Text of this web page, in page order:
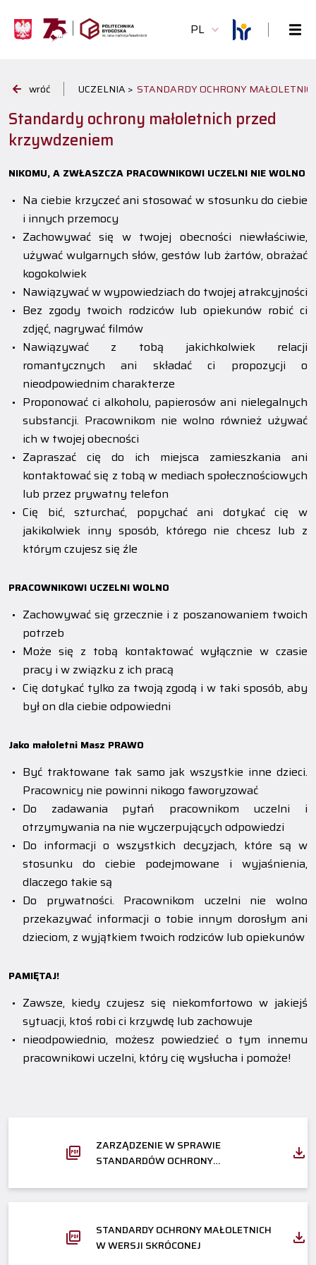
PL
wróć UCZELNIA > STANDARDY OCHRONY
Standardy ochrony małoletnich przed
krzywdzeniem
NIKOMU, A ZWŁASZCZA PRACOWNIKOWI UCZELNI NIE WOLNO
Na ciebie krzyczeć ani stosować w stosunku do ciebie
i innych przemocy
Zachowywać się w twojej obecności niewłaściwie,
używać wulgarnych słów, gestów lub żartów, obrażać
kogokolwiek
Nawiązywać w wypowiedziach do twojej atrakcyjności
Bez zgody twoich rodziców lub opiekunów robić ci
zdjęć, nagrywać filmów
Nawiązywać z tobą jakichkolwiek relacji
romantycznych ani składać ci propozycji o
nieodpowiednim charakterze
Proponować ci alkoholu, papierosów ani nielegalnych
substancji. Pracownikom nie wolno również używać
ich w twojej obecności
Zapraszać cię do ich miejsca zamieszkania ani
kontaktować się z tobą w mediach społecznościowych
lub przez prywatny telefon
Cię bić, szturchać, popychać ani dotykać cię w
jakikolwiek inny sposób, którego nie chcesz lub z
którym czujesz się źle
PRACOWNIKOWI UCZELNI WOLNO
Zachowywać się grzecznie i z poszanowaniem twoich
potrzeb
Może się z tobą kontaktować wyłącznie w czasie
pracy i w związku z ich pracą
Cię dotykać tylko za twoją zgodą i w taki sposób, aby
był on dla ciebie odpowiedni
Jako małoletni Masz PRAWO
Być traktowane tak samo jak wszystkie inne dzieci.
Pracownicy nie powinni nikogo faworyzować
Do zadawania pytań pracownikom uczelni i
otrzymywania na nie wyczerpujących odpowiedzi
Do informacji o wszystkich decyzjach, które są w
stosunku do ciebie podejmowane i wyjaśnienia,
dlaczego takie są
Do prywatności. Pracownikom uczelni nie wolno
przekazywać informacji o tobie innym dorosłym ani
dzieciom, z wyjątkiem twoich rodziców lub opiekunów
PAMIĘTAJ!
Zawsze, kiedy czujesz się niekomfortowo w jakiejś
sytuacji, ktoś robi ci krzywdę lub zachowuje
nieodpowiednio, możesz powiedzieć o tym innemu
pracownikowi uczelni, który cię wysłucha i pomoże!
ZARZĄDZENIE W SPRAWIE
STANDARDÓW OCHRONY
STANDARDY OCHRONY MAŁOLETNICH
W WERSJI SKRÓCONEJ